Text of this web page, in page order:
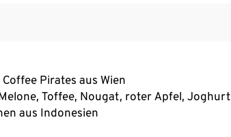
Pirates aus Wien
Toffee, Nougat, roter Apfel, Joghurt
aus Indonesien